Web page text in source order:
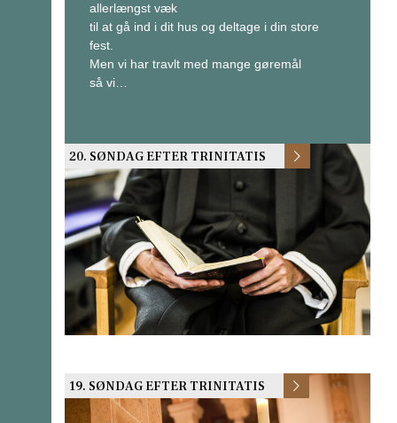
allerlængst væk
til at gå ind i dit hus og deltage i din store
fest.
Men vi har travlt med mange gøremål
så vi…
20. SØNDAG EFTER TRINITATIS
19. SØNDAG EFTER TRINITATIS